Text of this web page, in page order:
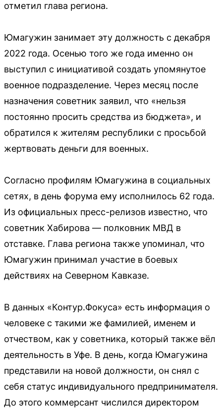
отметил глава региона.
Юмагужин занимает эту должность с декабря
2022 года. Осенью того же года именно он
выступил с инициативой создать упомянутое
военное подразделение. Через месяц после
назначения советник заявил, что «нельзя
постоянно просить средства из бюджета», и
обратился к жителям республики с просьбой
жертвовать деньги для военных.
Согласно профилям Юмагужина в социальных
сетях, в день форума ему исполнилось 62 года.
Из официальных пресс-релизов известно, что
советник Хабирова — полковник МВД в
отставке. Глава региона также упоминал, что
Юмагужин принимал участие в боевых
действиях на Северном Кавказе.
В данных «Контур.Фокуса» есть информация о
человеке с такими же фамилией, именем и
отчеством, как у советника, который также вёл
деятельность в Уфе. В день, когда Юмагужина
представили на новой должности, он снял с
себя статус индивидуального предпринимателя.
До этого коммерсант числился директором